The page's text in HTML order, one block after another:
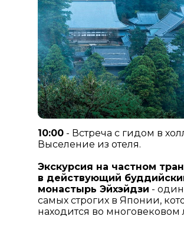
10:00 - Встреча с гидом в
Выселение из отеля.
Экскурсия на частном
в действующий
монастырь Эйхэйдзи -
самых строгих в Японии,
находится во многовековом